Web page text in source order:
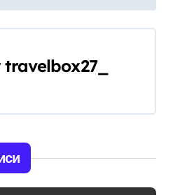
travelbox27_